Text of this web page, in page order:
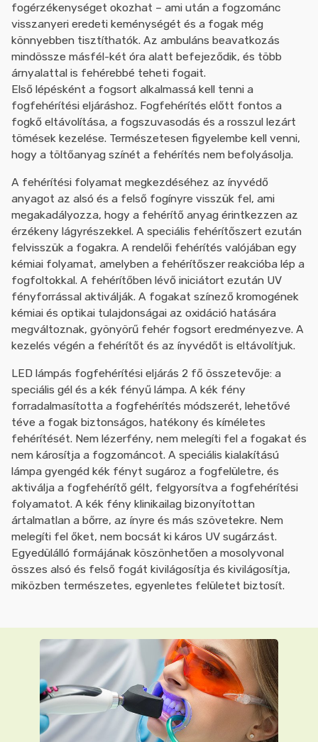
fogérzékenységet okozhat – ami után a fogzománc
visszanyeri eredeti keménységét és a fogak még
könnyebben tisztíthatók. Az ambuláns beavatkozás
mindössze másfél-két óra alatt befejeződik, és több
árnyalattal is fehérebbé teheti fogait.
Első lépésként a fogsort alkalmassá kell tenni a
fogfehérítési eljáráshoz. Fogfehérítés előtt fontos a
fogkő eltávolítása, a fogszuvasodás és a rosszul lezárt
tömések kezelése. Természetesen figyelembe kell venni,
hogy a töltőanyag színét a fehérítés nem befolyásolja.
A fehérítési folyamat megkezdéséhez az ínyvédő
anyagot az alsó és a felső fogínyre visszük fel, ami
megakadályozza, hogy a fehérítő anyag érintkezzen az
érzékeny lágyrészekkel. A speciális fehérítőszert ezután
felvisszük a fogakra. A rendelői fehérítés valójában egy
kémiai folyamat, amelyben a fehérítőszer reakcióba lép a
fogfoltokkal. A fehérítőben lévő iniciátort ezután UV
fényforrással aktiválják. A fogakat színező kromogének
kémiai és optikai tulajdonságai az oxidáció hatására
megváltoznak, gyönyörű fehér fogsort eredményezve. A
kezelés végén a fehérítőt és az ínyvédőt is eltávolítjuk.
LED lámpás fogfehérítési eljárás 2 fő összetevője: a
speciális gél és a kék fényű lámpa. A kék fény
forradalmasította a fogfehérítés módszerét, lehetővé
téve a fogak biztonságos, hatékony és kíméletes
fehérítését. Nem lézerfény, nem melegíti fel a fogakat és
nem károsítja a fogzománcot. A speciális kialakítású
lámpa gyengéd kék fényt sugároz a fogfelületre, és
aktiválja a fogfehérítő gélt, felgyorsítva a fogfehérítési
folyamatot. A kék fény klinikailag bizonyítottan
ártalmatlan a bőrre, az ínyre és más szövetekre. Nem
melegíti fel őket, nem bocsát ki káros UV sugárzást.
Egyedülálló formájának köszönhetően a mosolyvonal
összes alsó és felső fogát kivilágosítja és kivilágosítja,
miközben természetes, egyenletes felületet biztosít.